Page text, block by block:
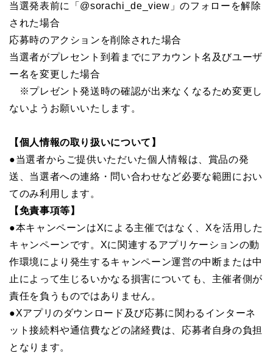
当選発表前に「@sorachi_de_view」のフォローを解除
された場合
応募時のアクションを削除された場合
当選者がプレセント到着までにアカウント名及びユーザ
ー名を変更した場合
※プレゼント発送時の確認が出来なくなるため変更し
ないようお願いいたします。
【個人情報の取り扱いについて】
●当選者からご提供いただいた個人情報は、賞品の発
送、当選者への連絡・問い合わせなど必要な範囲におい
てのみ利用します。
【免責事項等】
●本キャンペーンはXによる主催ではなく、Xを活用した
キャンペーンです。Xに関連するアプリケーションの動
作環境により発生するキャンペーン運営の中断または中
止によって生じるいかなる損害についても、主催者側が
責任を負うものではありません。
●Xアプリのダウンロード及び応募に関わるインターネ
ット接続料や通信費などの諸経費は、応募者自身の負担
となります。